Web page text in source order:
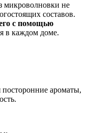
микроволновки не
составов.
с помощью
в каждом доме.
посторонние ароматы,